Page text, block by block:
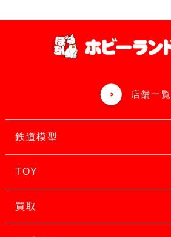
店舗一覧
鉄道模型
TOY
買取